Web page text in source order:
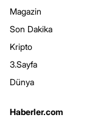
Magazin
Son Dakika
Kripto
3.Sayfa
Dünya
Haberler.com